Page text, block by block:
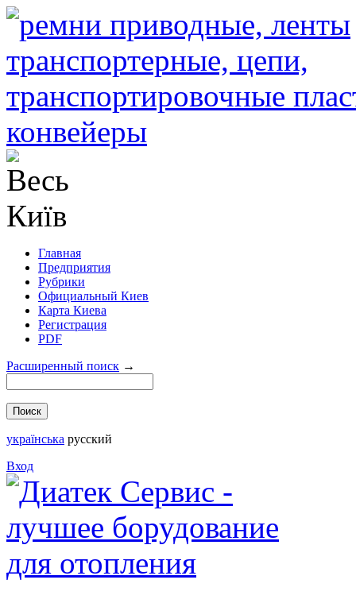
Главная
Предприятия
Рубрики
Официальный Киев
Карта Киева
Регистрация
PDF
Расширенный поиск →
українська русский
Вход